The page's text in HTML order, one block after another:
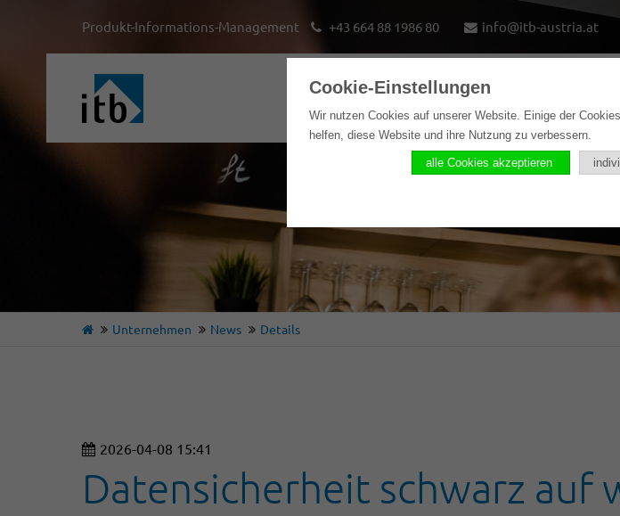
Produkt-Informations-Management +43 664 88 1986 80 info@itb-austria.at
Home Lösungen
Unternehmen News Details
2026-04-08 15:41
Datensicherheit schwarz auf
Cookie-Einstellungen
Wir nutzen Cookies auf unserer Website. Einige der
helfen, diese Website und ihre Nutzung zu verbessern.
alle Cookies akzeptieren